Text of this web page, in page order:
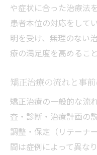
や症状に合った治療法
患者本位の対応をして
明を受け、無理のない
療の満足度を高めるこ
矯正治療の流れと事
矯正治療の一般的な流
査・診断・治療計画の
調整・保定（リテーナ
間は症例によって異な